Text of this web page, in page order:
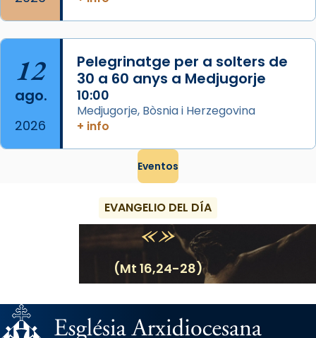
12
ago.
2026
Pelegrinatge per a solters de
30 a 60 anys a Medjugorje
10:00
Medjugorje, Bòsnia i Herzegovina
+ info
Eventos
EVANGELIO DEL DÍA
(Mt 16,24-28)